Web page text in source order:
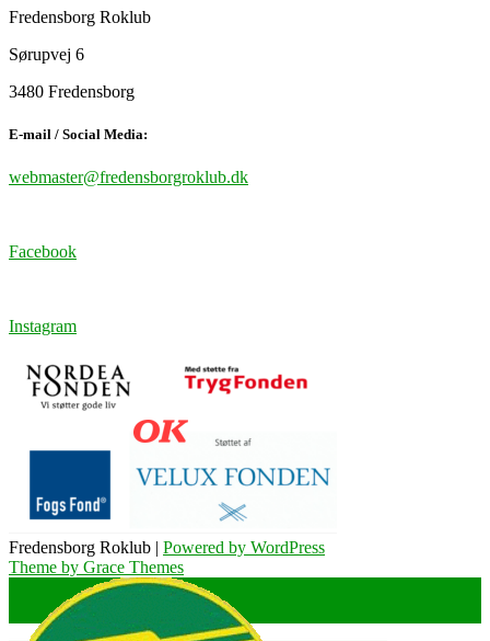
Fredensborg Roklub
Sørupvej 6
3480 Fredensborg
E-mail / Social Media:
webmaster@fredensborgroklub.dk
Facebook
Instagram
Fredensborg Roklub | Powered by WordPress
Theme by Grace Themes